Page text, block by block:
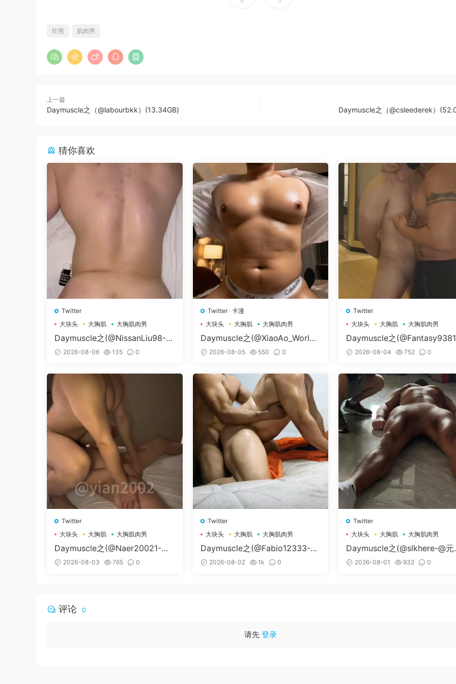
壮熊 肌肉男
上一篇
Daymuscle之（@labourbkk）(13.34GB) Daymuscle之（@csleederek）
猜你喜欢
Twitter
大块头
大胸肌 大胸肌肉男
Daymuscle之(@NissanLiu98-@
Nissan98）
2026-08-06 135 0
Twitter· 卡漫
大块头
大胸肌 大胸肌肉男
Daymuscle之(@XiaoAo_World-
@XiaoAo.art）
2026-08-05 550 0
Twitter
大块头
大胸肌 大胸肌肉男
Daymuscle之
79-@孔控Kong）
2026-08-04 752 0
Twitter
大块头
大胸肌 大胸肌肉男
Daymuscle之(@Naer20021-@
纳尔）
2026-08-03 765 0
Twitter
大块头
大胸肌 大胸肌肉男
Daymuscle之(@Fabio12333-@
辛叔是个G）
2026-08-02 1k 0
Twitter
大块头
大胸肌 大胸肌肉男
Daymuscle之(@slkhere-@元
精牛）
2026-08-01 932 0
评论 0
请先 登录